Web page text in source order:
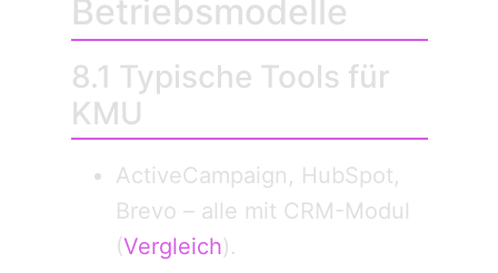
Betriebsmodelle
8.1 Typische Tools für
KMU
ActiveCampaign, HubSpot,
Brevo – alle mit CRM-Modul
(Vergleich).